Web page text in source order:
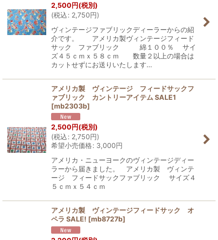
2,500円(税別)
(税込: 2,750円)
ヴィンテージファブリックディーラーからの紹
介です。 アメリカ製ヴィンテージフィード
サック ファブリック 綿１００％ サイ
ズ４５ｃｍｘ５８ｃｍ 数量２以上の場合は
カットせずにお送りいたします…
アメリカ製 ヴィンテージ フィードサックフ
ァブリック カントリーアイテム SALE1
[mb2303b]
2,500円(税別)
(税込: 2,750円)
希望小売価格: 3,000円
アメリカ・ニューヨークのヴィンテージディー
ラーから届きました。 アメリカ製 ヴィンテ
ージ フィードサックファブリック サイズ４
５ｃｍｘ５４ｃｍ
アメリカ製 ヴィンテージフィードサック オ
ペラ SALE! [mb8727b]